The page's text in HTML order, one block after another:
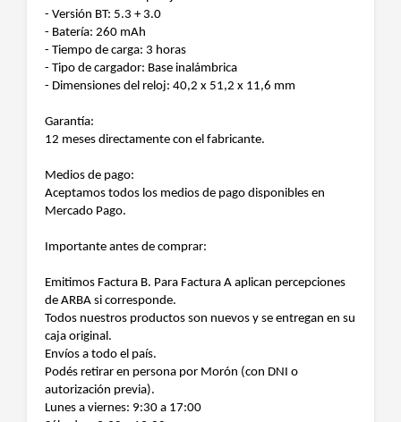
- Versión BT: 5.3 + 3.0
- Batería: 260 mAh
- Tiempo de carga: 3 horas
- Tipo de cargador: Base inalámbrica
- Dimensiones del reloj: 40,2 x 51,2 x 11,6 mm
Garantía:
12 meses directamente con el fabricante.
Medios de pago:
Aceptamos todos los medios de pago disponibles en
Mercado Pago.
Importante antes de comprar:
Emitimos Factura B. Para Factura A aplican percepciones
de ARBA si corresponde.
Todos nuestros productos son nuevos y se entregan en su
caja original.
Envíos a todo el país.
Podés retirar en persona por Morón (con DNI o
autorización previa).
Lunes a viernes: 9:30 a 17:00